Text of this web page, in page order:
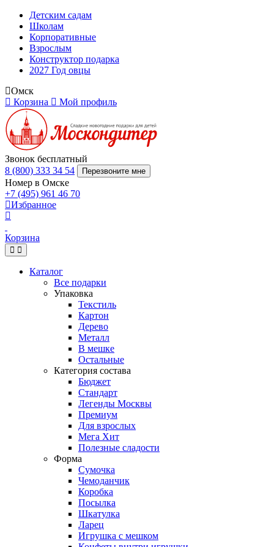
Детским садам
Школам
Корпоративные
Взрослым
Конструктор подарка
2027 Год овцы
Омск
Корзина
Мой профиль
Звонок бесплатный
8 (800) 333 34 54
Перезвоните мне
Номер в Омске
+7 (495) 961 46 70
Избранное
Корзина
Каталог
Все подарки
Упаковка
Текстиль
Картон
Дерево
Металл
В мешке
Остальные
Категория состава
Бюджет
Стандарт
Легенды Москвы
Премиум
Для взрослых
Мега Хит
Полезные сладости
Форма
Сумочка
Чемоданчик
Коробка
Посылка
Шкатулка
Ларец
Игрушка с мешком